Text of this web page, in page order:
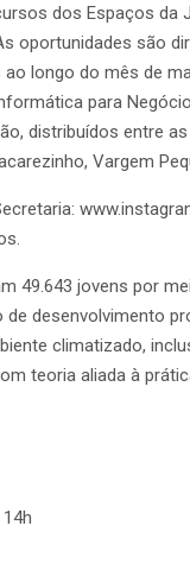
dos Espaços da
oportunidades são
longo do mês de
para
distribuídos entre
Vargem
49.643 jovens por
desenvolvimento
climatizado,
teoria aliada à